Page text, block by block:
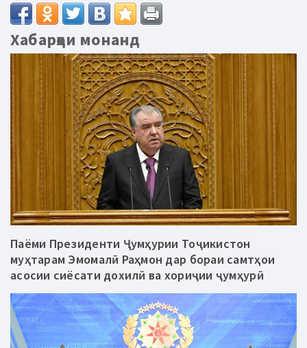
Хабарҳои монанд
Паёми Президенти Ҷумҳурии Тоҷикистон
муҳтарам Эмомалӣ Раҳмон дар бораи самтҳои
асосии сиёсати дохилӣ ва хориҷии ҷумҳурӣ